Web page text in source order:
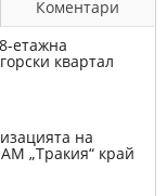
Коментари
етажна
квартал
на
„Тракия“ край